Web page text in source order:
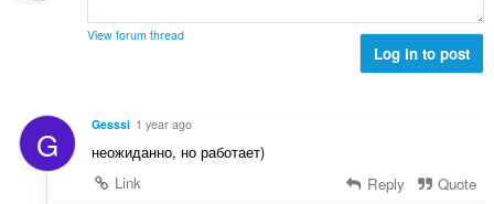
a
o
n
a
:
View forum thread
Log in to post
G Gesssi 1 year ago
неожиданно, но работает)
Link
Reply Quote